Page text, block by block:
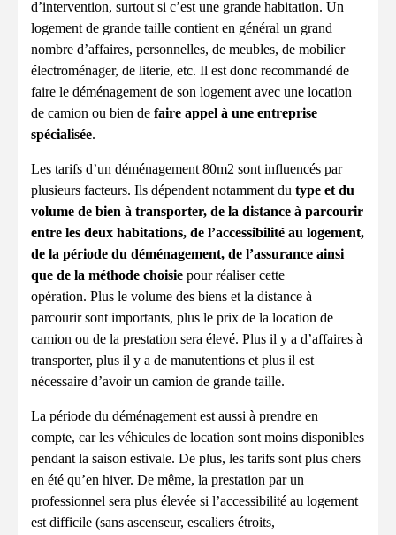
d’intervention, surtout si c’est une grande habitation. Un
logement de grande taille contient en général un grand
nombre d’affaires, personnelles, de meubles, de mobilier
électroménager, de literie, etc. Il est donc recommandé de
faire le déménagement de son logement avec une location
de camion ou bien de faire appel à une entreprise
spécialisée.
Les tarifs d’un déménagement 80m2 sont influencés par
plusieurs facteurs. Ils dépendent notamment du type et du
volume de bien à transporter, de la distance à parcourir
entre les deux habitations, de l’accessibilité au logement,
de la période du déménagement, de l’assurance ainsi
que de la méthode choisie pour réaliser cette
opération. Plus le volume des biens et la distance à
parcourir sont importants, plus le prix de la location de
camion ou de la prestation sera élevé. Plus il y a d’affaires à
transporter, plus il y a de manutentions et plus il est
nécessaire d’avoir un camion de grande taille.
La période du déménagement est aussi à prendre en
compte, car les véhicules de location sont moins disponibles
pendant la saison estivale. De plus, les tarifs sont plus chers
en été qu’en hiver. De même, la prestation par un
professionnel sera plus élevée si l’accessibilité au logement
est difficile (sans ascenseur, escaliers étroits,